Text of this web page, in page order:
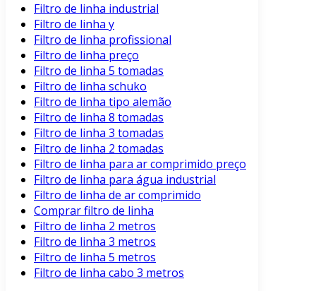
Filtro de linha industrial
Filtro de linha y
Filtro de linha profissional
Filtro de linha preço
Filtro de linha 5 tomadas
Filtro de linha schuko
Filtro de linha tipo alemão
Filtro de linha 8 tomadas
Filtro de linha 3 tomadas
Filtro de linha 2 tomadas
Filtro de linha para ar comprimido preço
Filtro de linha para água industrial
Filtro de linha de ar comprimido
Comprar filtro de linha
Filtro de linha 2 metros
Filtro de linha 3 metros
Filtro de linha 5 metros
Filtro de linha cabo 3 metros